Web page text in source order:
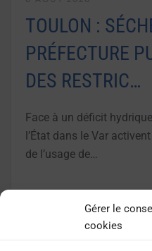
Gérer le
cookies
TOULON :
PRÉFECTURE
DES RESTRIC…
Face à un déficit
l’État dans le Var
de l’usage de…
LIRE LA SUITE